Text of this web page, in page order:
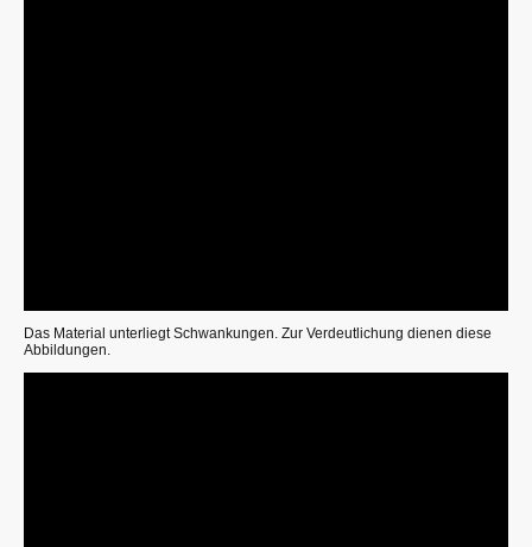
Das Material unterliegt Schwankungen. Zur Verdeutlichung dienen diese
Abbildungen.